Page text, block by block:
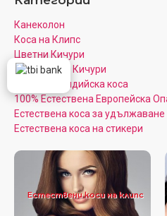
Канеколон
Коса на Клипс
Цветни Кичури
Кератинови Кичури
Луксозна Индийска коса
100% Естествена Европейска
Естествена коса за удължаване
Естествена коса на стикери
Естествени коси на клипс